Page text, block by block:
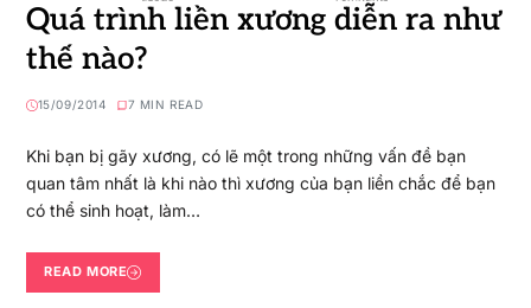
Quá trình liền xương diễn ra như
thế nào?
15/09/2014 7 MIN READ
Khi bạn bị gãy xương, có lẽ một trong những vấn đề bạn
quan tâm nhất là khi nào thì xương của bạn liền chắc để bạn
có thể sinh hoạt, làm…
READ MORE